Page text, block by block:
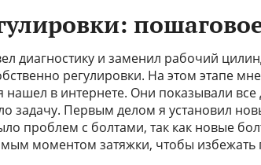
диагностику и заменил рабочий
регулировки. На этом этапе
нашел в интернете. Они показывали
задачу. Первым делом я установил
проблем с болтами, так как новые
моментом затяжки, чтобы